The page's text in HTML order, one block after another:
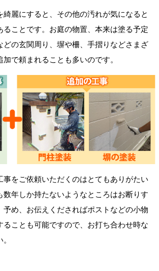
麗にすると、その他の汚れが気になると
ることです。お庭の物置、本来は塗る予定
どの玄関周り、塀や柵、手摺りなどさまざ
加で頼まれることも多いのです。
をご依頼いただくのはとてもありがたい
数年しか持たないようなところはお断りす
予め、お伝えくださればポストなどの小物
ることも可能ですので、お打ち合わせ時な